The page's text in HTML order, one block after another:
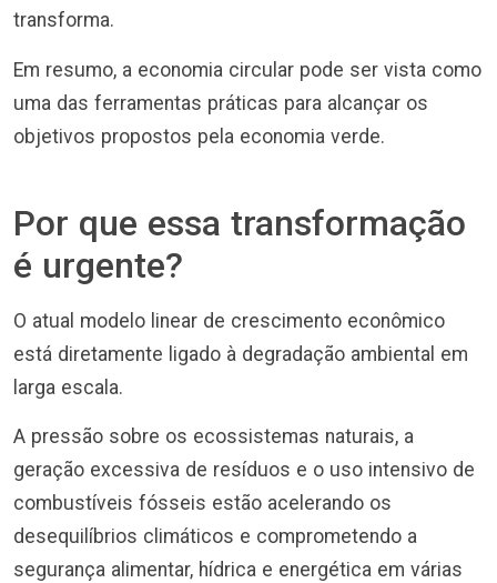
transforma.
Em resumo, a economia circular pode ser vista como
uma das ferramentas práticas para alcançar os
objetivos propostos pela economia verde.
Por que essa transformação
é urgente?
O atual modelo linear de crescimento econômico
está diretamente ligado à degradação ambiental em
larga escala.
A pressão sobre os ecossistemas naturais, a
geração excessiva de resíduos e o uso intensivo de
combustíveis fósseis estão acelerando os
desequilíbrios climáticos e comprometendo a
segurança alimentar, hídrica e energética em várias